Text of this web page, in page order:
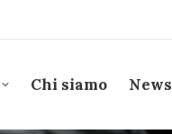
Chi siamo News